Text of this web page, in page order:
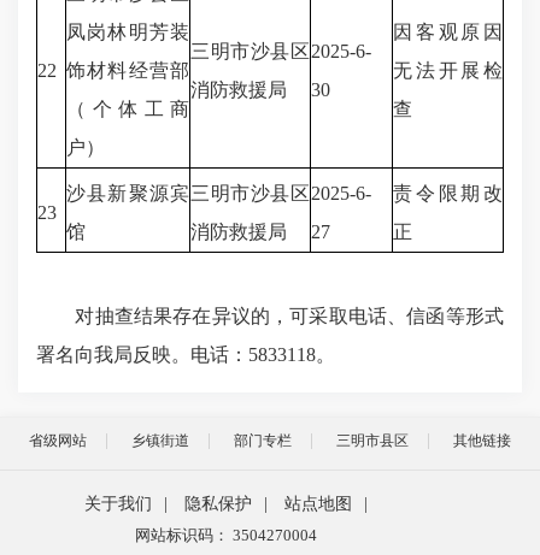
22
凤岗林明芳装
饰材料经营部
（个体工商
户）
三明市沙县区
消防救援局
2025-6-
30
因客观原因
无法开展检
查
23
沙县新聚源宾
馆
三明市沙县区
消防救援局
2025-6-
27
责令限期改
正
对抽查结果存在异议的，可采取电话、信函等形式
署名向我局反映。电话：5833118。
省级网站 乡镇街道 部门专栏 三明市县区 其他链接
关于我们 隐私保护 站点地图
网站标识码： 3504270004